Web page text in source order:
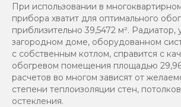
При использовании в
прибора хватит для оптимального
приблизительно 39,5472 м². Радиатор,
загородном доме, оборудованном
с собственным котлом, справится с
обогревом помещения площадью 29,96
расчетов во многом зависят от
степени теплоизоляции стен,
остекления.